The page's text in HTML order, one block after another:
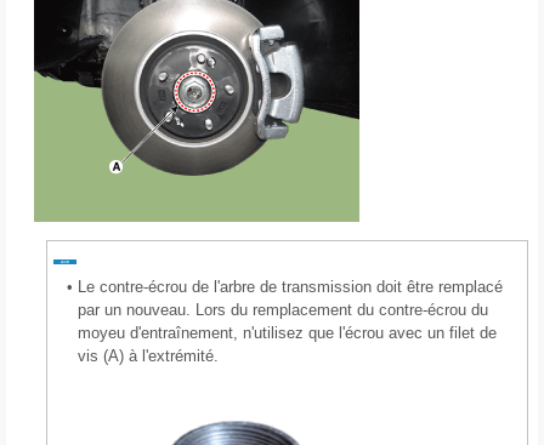
• Le contre-écrou de l'arbre de transmission doit être remplacé
par un nouveau. Lors du remplacement du contre-écrou du
moyeu d'entraînement, n'utilisez que l'écrou avec un filet de
vis (A) à l'extrémité.